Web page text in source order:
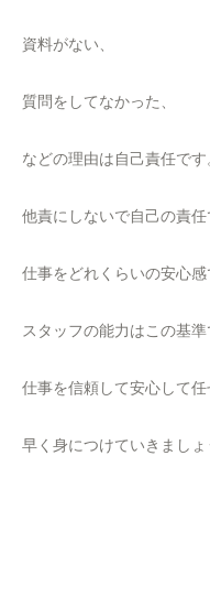
資料がない、
質問をしてなかった、
などの理由は自己責任です
他責にしないで自己の責任
仕事をどれくらいの安心感
スタッフの能力はこの基準
仕事を信頼して安心して
早く身につけていきましょ